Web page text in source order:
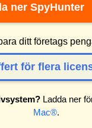
ner SpyHunter
ditt företags
för flera
Ladda ner
Mac®.